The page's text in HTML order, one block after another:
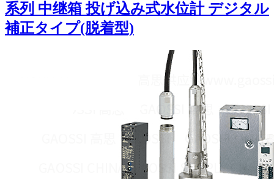
系列 中继箱 投げ込み式水位計 デジタル
補正タイプ(脱着型)